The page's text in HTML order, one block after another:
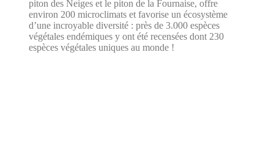
piton des Neiges et le piton de la Fournaise, offre
environ 200 microclimats et favorise un écosystème
d’une incroyable diversité : près de 3.000 espèces
végétales endémiques y ont été recensées dont 230
espèces végétales uniques au monde !